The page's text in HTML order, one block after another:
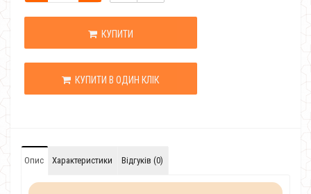
КУПИТИ
КУПИТИ В ОДИН КЛІК
Опис Характеристики Відгуків (0)